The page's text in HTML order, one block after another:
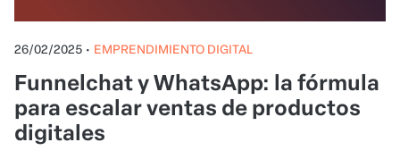
26/02/2025 • EMPRENDIMIENTO DIGITAL
Funnelchat y WhatsApp: la fórmula
para escalar ventas de productos
digitales